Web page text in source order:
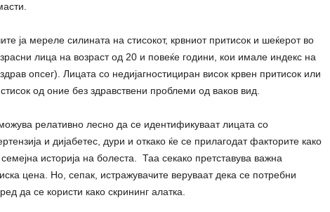
ја мереле силината на стисокот, крвниот притисок и шеќерот во
лица на возраст од 20 и повеќе години, кои имале индекс на
опсег). Лицата со недијагностициран висок крвен притисок или
од оние без здравствени проблеми од ваков вид.
релативно лесно да се идентификуваат лицата со
и дијабетес, дури и откако ќе се прилагодат факторите како
историја на болеста. Таа секако претставува важна
цена. Но, сепак, истражувачите веруваат дека се потребни
да се користи како скрининг алатка.